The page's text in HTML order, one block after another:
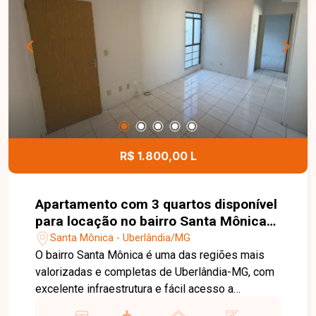
com churrasqueira, depósito no fundo e garagem
para 2 carros. Condomínio: conforme cadastro.
Agende sua visita e venha conhecer de perto
todos os detalhes deste imóvel. Uma excelente
oportunidade para quem busca espaço, conforto
e uma localização privilegiada em Uberlândia.
R$ 1.800,00 L
Apartamento com 3 quartos disponível
para locação no bairro Santa Mônica
em Uberlândia-MG
Santa Mônica - Uberlândia/MG
O bairro Santa Mônica é uma das regiões mais
valorizadas e completas de Uberlândia-MG, com
excelente infraestrutura e fácil acesso a